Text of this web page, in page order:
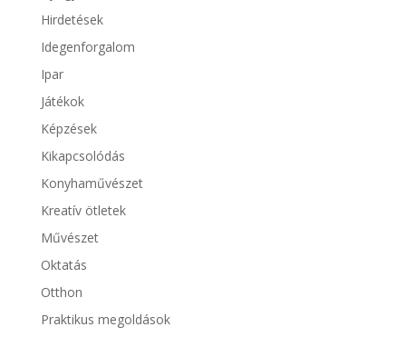
Hirdetések
Idegenforgalom
Ipar
Játékok
Képzések
Kikapcsolódás
Konyhaművészet
Kreatív ötletek
Művészet
Oktatás
Otthon
Praktikus megoldások